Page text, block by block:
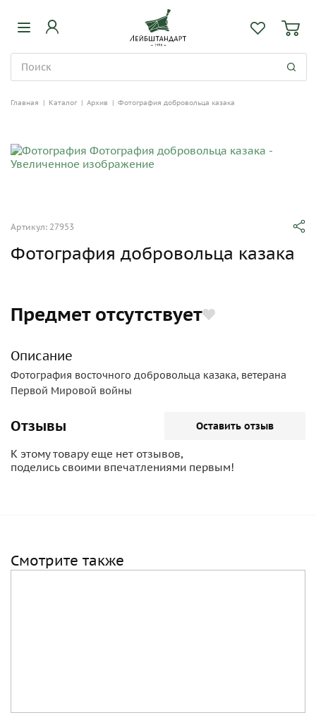
Главная | Каталог | Архив | Фотография добровольца казака
Артикул: 27953
Фотография добровольца казака
Предмет отсутствует
Описание
Фотография восточного добровольца казака, ветерана
Первой Мировой войны
Отзывы Оставить отзыв
К этому товару еще нет отзывов,
поделись своими впечатлениями первым!
Смотрите также